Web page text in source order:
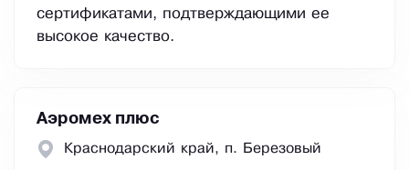
сертификатами, подтверждающими ее
высокое качество.
Аэромех плюс
Краснодарский край, п. Березовый